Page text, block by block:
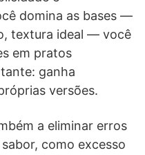
domina as bases —
textura ideal — você
em pratos
ganha
versões.
a eliminar erros
como excesso